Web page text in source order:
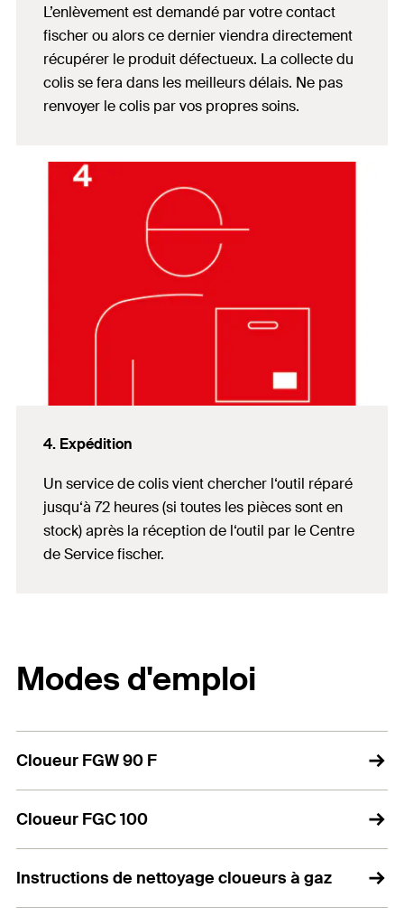
L’enlèvement est demandé par votre contact
fischer ou alors ce dernier viendra directement
récupérer le produit défectueux. La collecte du
colis se fera dans les meilleurs délais. Ne pas
renvoyer le colis par vos propres soins.
4. Expédition
Un service de colis vient chercher l‘outil réparé
jusqu‘à 72 heures (si toutes les pièces sont en
stock) après la réception de l‘outil par le Centre
de Service fischer.
Modes d'emploi
Cloueur FGW 90 F
Cloueur FGC 100
Instructions de nettoyage cloueurs à gaz